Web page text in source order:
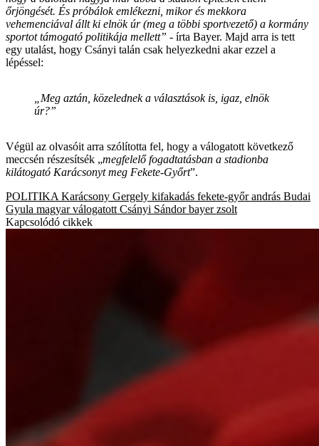
őrjöngését. És próbálok emlékezni, mikor és mekkora
vehemenciával állt ki elnök úr (meg a többi sportvezető) a kormány
sportot támogató politikája mellett” - írta Bayer. Majd arra is tett
egy utalást, hogy Csányi talán csak helyezkedni akar ezzel a
lépéssel:
„Meg aztán, közelednek a választások is, igaz, elnök
úr?”
Végül az olvasóit arra szólította fel, hogy a válogatott következő
meccsén részesítsék „megfelelő fogadtatásban a stadionba
kilátogató Karácsonyt meg Fekete-Győrt”.
POLITIKA Karácsony Gergely kifakadás fekete-győr andrás Budai
Gyula magyar válogatott Csányi Sándor bayer zsolt
Kapcsolódó cikkek